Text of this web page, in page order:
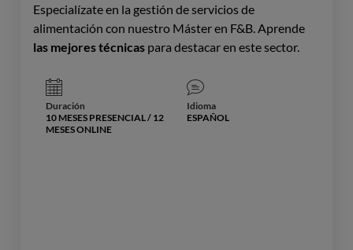
Especialízate en la gestión de servicios de
alimentación con nuestro Máster en F&B. Aprende
las mejores técnicas para destacar en este sector.
Duración
10 MESES PRESENCIAL / 12
MESES ONLINE
Idioma
ESPAÑOL